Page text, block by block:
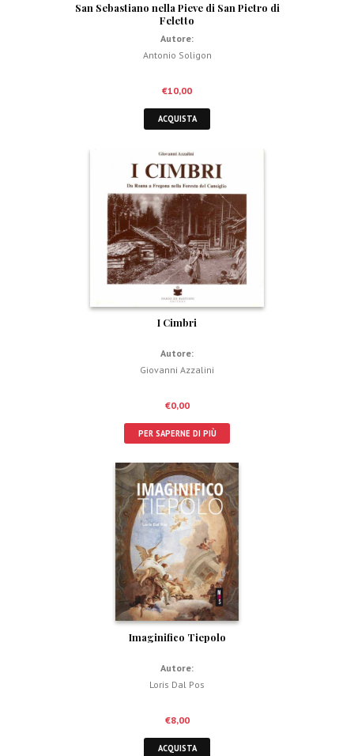
San Sebastiano nella Pieve di San Pietro di
Feletto
Autore:
Antonio Soligon
€10,00
ACQUISTA
I Cimbri
Autore:
Giovanni Azzalini
€0,00
PER SAPERNE DI PIÙ
Imaginifico Tiepolo
Autore:
Loris Dal Pos
€8,00
ACQUISTA